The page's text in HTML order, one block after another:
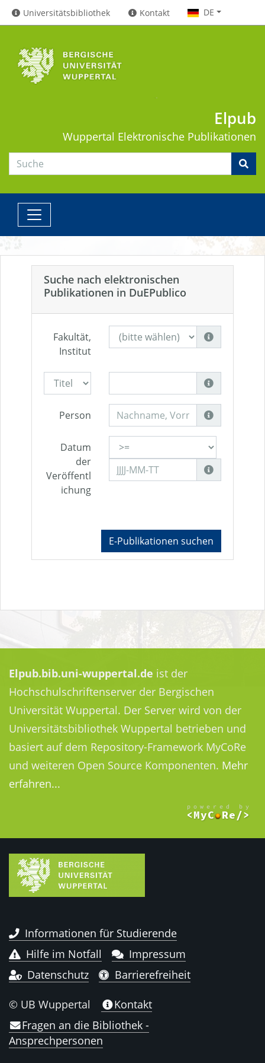
Universitätsbibliothek Kontakt DE
Elpub
Wuppertal Elektronische Publikationen
Suche nach elektronischen
Publikationen in DuEPublico
Fakultät,
Institut
Person
Datum
der
Veröffentl
ichung
E-Publikationen suchen
Elpub.bib.uni-wuppertal.de ist der
Hochschulschriftenserver der Bergischen
Universität Wuppertal. Der Server wird von der
Universitätsbibliothek Wuppertal betrieben und
basiert auf dem Repository-Framework MyCoRe
und weiteren Open Source Komponenten. Mehr
erfahren...
Informationen für Studierende
Hilfe im Notfall
Impressum
Datenschutz
Barrierefreiheit
© UB Wuppertal
Kontakt
Fragen an die Bibliothek -
Ansprechpersonen